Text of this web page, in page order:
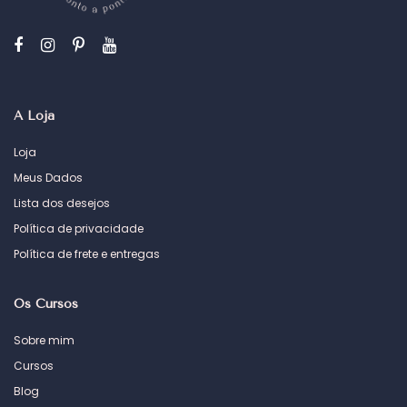
A Loja
Loja
Meus Dados
Lista dos desejos
Política de privacidade
Política de frete e entregas
Os Cursos
Sobre mim
Cursos
Blog